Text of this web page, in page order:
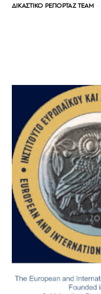
ΔΙΚΑΣΤΙΚΟ ΡΕΠΟΡΤΑΖ TEAM -